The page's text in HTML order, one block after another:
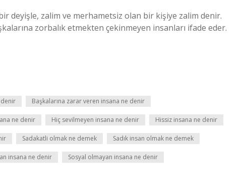
deyişle, zalim ve merhametsiz olan bir kişiye zalim denir.
zorbalık etmekten çekinmeyen insanları ifade eder.
denir Başkalarına zarar veren insana ne denir
ne denir Hiç sevilmeyen insana ne denir Hissiz insana ne denir
Sadakatli olmak ne demek Sadık insan olmak ne demek
insana ne denir Sosyal olmayan insana ne denir